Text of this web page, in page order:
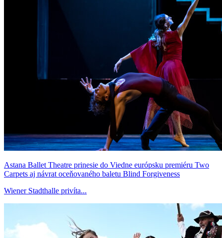
Astana Ballet Theatre prinesie do Viedne európsku premiéru Two
Carpets aj návrat oceňovaného baletu Blind Forgiveness
Wiener Stadthalle privíta...